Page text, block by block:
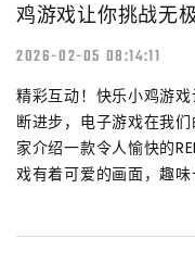
鸡游戏让你挑战无
2026-02-05 08:14:11
精彩互动！快乐小鸡游
断进步，电子游戏在我
家介绍一款令人愉快的
戏有着可爱的画面，趣味